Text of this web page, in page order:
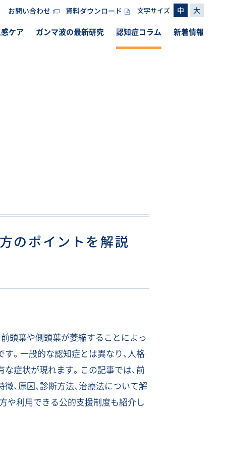
お問い合わせ 資料ダウンロード 文字サイズ 中 大
ケア ガンマ波の最新研究 認知症コラム 新着情報
のポイントを解説
頭葉や側頭葉が萎縮することによっ
。一般的な認知症とは異なり、人格
症状が現れます。この記事では、前
、原因、診断方法、治療法について解
や利用できる公的支援制度も紹介し